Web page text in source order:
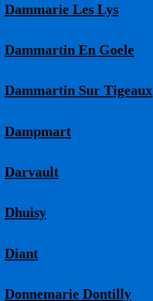
Dammarie Les Lys
Dammartin En Goele
Dammartin Sur Tigeaux
Dampmart
Darvault
Dhuisy
Diant
Donnemarie Dontilly